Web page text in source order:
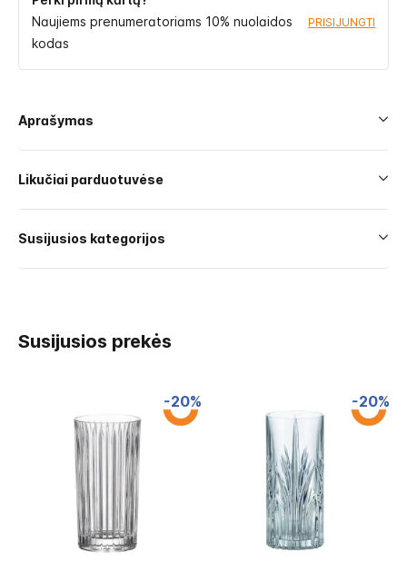
Naujiems prenumeratoriams 10% nuolaidos
kodas
PRISIJUNGTI
Aprašymas
Likučiai parduotuvėse
Susijusios kategorijos
Susijusios prekės
-20% -20%